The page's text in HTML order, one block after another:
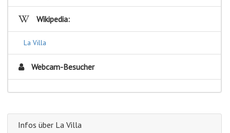
Wikipedia:
La Villa
Webcam-Besucher
Infos über La Villa